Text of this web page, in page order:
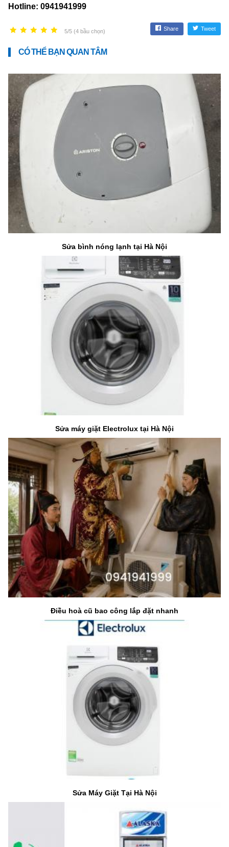
Hotline: 0941941999
5/5 (4 bầu chọn) Share Tweet
CÓ THỂ BẠN QUAN TÂM
Sửa bình nóng lạnh tại Hà Nội
Sửa máy giặt Electrolux tại Hà Nội
Điều hoà cũ bao công lắp đặt nhanh
Sửa Máy Giặt Tại Hà Nội